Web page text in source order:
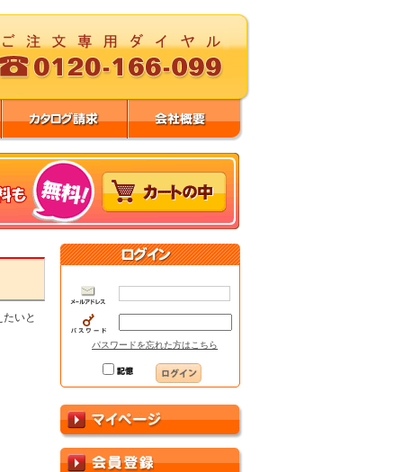
いと
パスワードを忘れた方はこちら